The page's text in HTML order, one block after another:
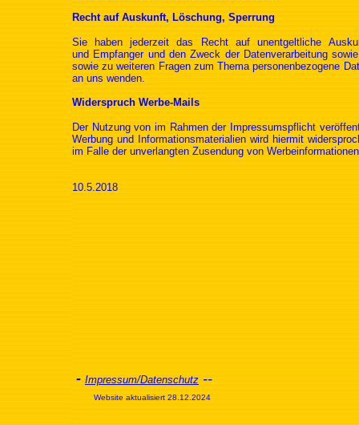
Recht auf Auskunft, Löschung, Sperrung
Sie haben jederzeit das Recht auf unentgeltliche
und Empfanger und den Zweck der Datenverarbeitung
sowie zu weiteren Fragen zum Thema personenbezogene
an uns wenden.
Widerspruch Werbe-Mails
Der Nutzung von im Rahmen der Impressumspflicht
Werbung und Informationsmaterialien wird hiermit
im Falle der unverlangten Zusendung von
10.5.2018
- Impressum/Datenschutz --
Website aktualisiert 28.12.2024